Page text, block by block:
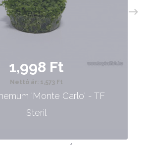
1,998 Ft
Nettó ár: 1,573 Ft
'Monte Carlo' - TF
Steril